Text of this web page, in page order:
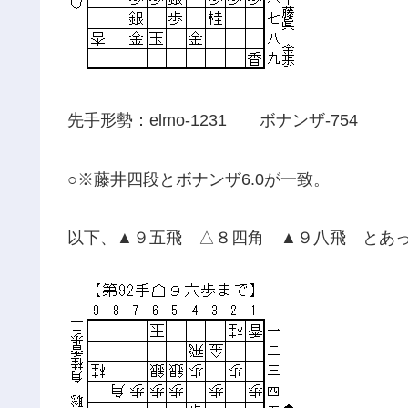
先手形勢：elmo-1231 ボナンザ-754
○※藤井四段とボナンザ6.0が一致。
以下、▲９五飛 △８四角 ▲９八飛 とあっ